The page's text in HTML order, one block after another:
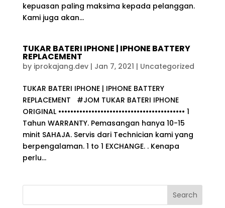
kepuasan paling maksima kepada pelanggan.
Kami juga akan...
TUKAR BATERI IPHONE | IPHONE BATTERY
REPLACEMENT
by iprokajang.dev| Jan 7, 2021 | Uncategorized
TUKAR BATERI IPHONE | IPHONE BATTERY
REPLACEMENT #JOM TUKAR BATERI IPHONE
ORIGINAL •••••••••••••••••••••••••••••••••••••••••• 1
Tahun WARRANTY. Pemasangan hanya 10-15
minit SAHAJA. Servis dari Technician kami yang
berpengalaman. 1 to 1 EXCHANGE. . Kenapa
perlu...